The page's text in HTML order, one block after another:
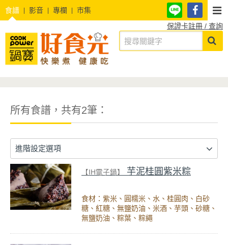
食譜 影音 專欄
市集
保證卡註冊 / 查詢
所有食譜，共有2筆：
進階設定選項
【IH電子鍋】 芋泥桂圓紫米粽
食材：紫米、圓糯米、水、桂圓肉、白砂
糖、紅糖、無鹽奶油、米酒、芋頭、砂糖、
無鹽奶油、粽葉、粽繩